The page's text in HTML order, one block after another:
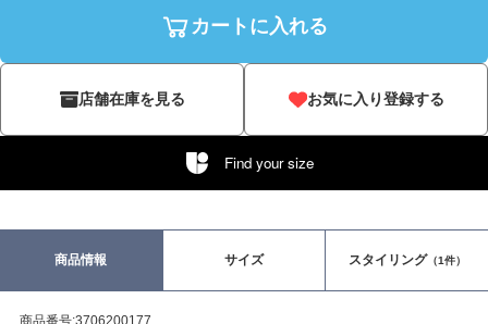
カートに入れる
店舗在庫を見る お気に入り登録する
Find your size
商品情報 サイズ スタイリング（1件）
商品番号:3706200177